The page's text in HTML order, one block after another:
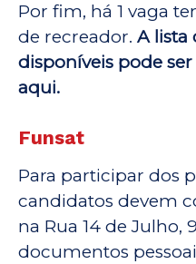
Por fim, há 1 vaga
de recreador. A lista
disponíveis pode
aqui.
Funsat
Para participar dos
candidatos devem
na Rua 14 de Julho,
documentos